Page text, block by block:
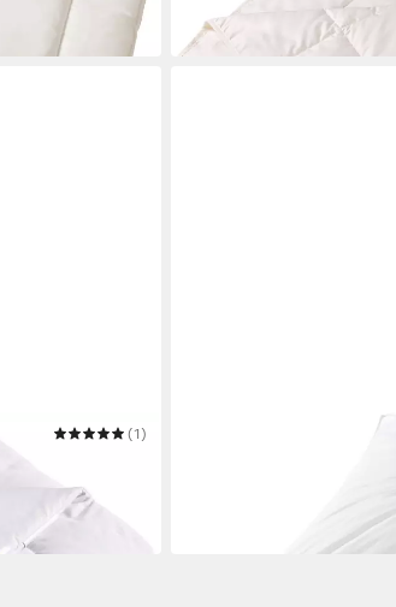
ab 119,00 €
in 2-3 Werktagen bei dir
(1)